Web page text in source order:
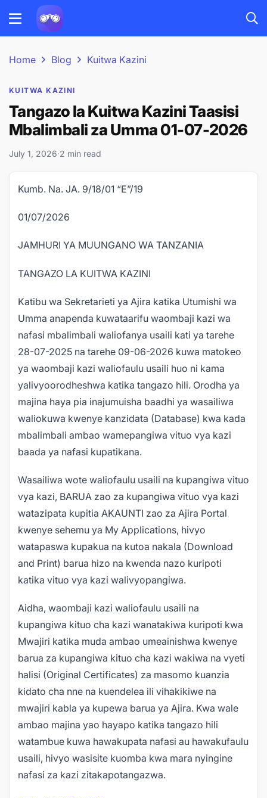
Home Blog Kuitwa Kazini
KUITWA KAZINI
Tangazo la Kuitwa Kazini Taasisi
Mbalimbali za Umma 01-07-2026
July 1, 2026·2 min read
Kumb. Na. JA. 9/18/01 “E”/19
01/07/2026
JAMHURI YA MUUNGANO WA TANZANIA
TANGAZO LA KUITWA KAZINI
Katibu wa Sekretarieti ya Ajira katika Utumishi wa
Umma anapenda kuwataarifu waombaji kazi wa
nafasi mbalimbali waliofanya usaili kati ya tarehe
28-07-2025 na tarehe 09-06-2026 kuwa matokeo
ya waombaji kazi waliofaulu usaili huo ni kama
yalivyoorodheshwa katika tangazo hili. Orodha ya
majina haya pia inajumuisha baadhi ya wasailiwa
waliokuwa kwenye kanzidata (Database) kwa kada
mbalimbali ambao wamepangiwa vituo vya kazi
baada ya nafasi kupatikana.
Wasailiwa wote waliofaulu usaili na kupangiwa vituo
vya kazi, BARUA zao za kupangiwa vituo vya kazi
watazipata kupitia AKAUNTI zao za Ajira Portal
kwenye sehemu ya My Applications, hivyo
watapaswa kupakua na kutoa nakala (Download
and Print) barua hizo na kwenda nazo kuripoti
katika vituo vya kazi walivyopangiwa.
Aidha, waombaji kazi waliofaulu usaili na
kupangiwa kituo cha kazi wanatakiwa kuripoti kwa
Mwajiri katika muda ambao umeainishwa kwenye
barua za kupangiwa kituo cha kazi wakiwa na vyeti
halisi (Original Certificates) za masomo kuanzia
kidato cha nne na kuendelea ili vihakikiwe na
mwajiri kabla ya kupewa barua ya Ajira. Kwa wale
ambao majina yao hayapo katika tangazo hili
watambue kuwa hawakupata nafasi au hawakufaulu
usaili, hivyo wasisite kuomba kwa mara nyingine
nafasi za kazi zitakapotangazwa.